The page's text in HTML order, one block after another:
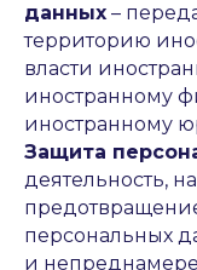
данных –
территорию
власти
иностранному
иностранному
Защита
деятельность,
персональных
и